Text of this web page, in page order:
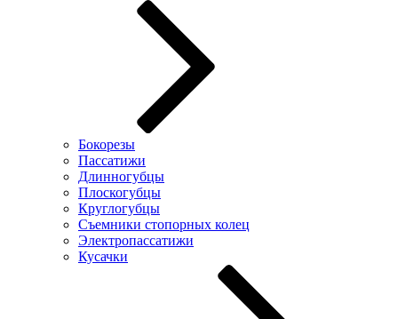
Бокорезы
Пассатижи
Длинногубцы
Плоскогубцы
Круглогубцы
Съемники стопорных колец
Электропассатижи
Кусачки